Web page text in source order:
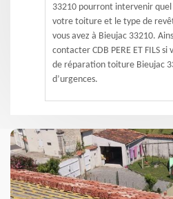
33210 pourront intervenir
votre toiture et le type de
vous avez à Bieujac 33210.
contacter CDB PERE ET FILS
de réparation toiture Bieujac
d’urgences.